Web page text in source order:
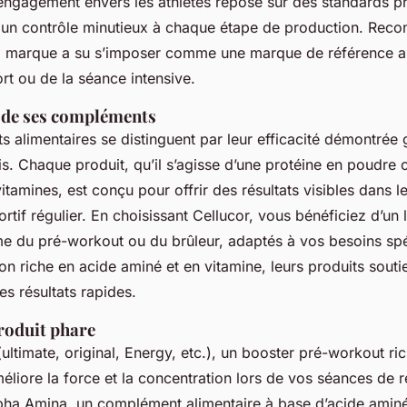
contrôle minutieux à chaque étape de production.
marque a su s’imposer comme une marque de référence
ou de la séance intensive.
ses compléments
alimentaires se distinguent par leur efficacité démontrée
Chaque produit, qu’il s’agisse d’une protéine en poudre
est conçu pour offrir des résultats visibles dans
régulier. En choisissant Cellucor, vous bénéficiez d’un
du pré-workout ou du brûleur, adaptés à vos besoins
riche en acide aminé et en vitamine, leurs produits
résultats rapides.
phare
original, Energy, etc.), un booster pré-workout
la force et la concentration lors de vos séances de
Amina, un complément alimentaire à base d’acide